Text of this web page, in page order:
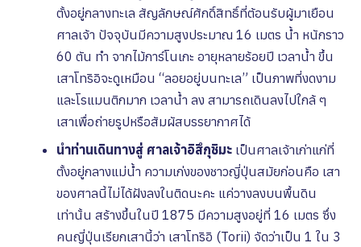
ตั้งอยู่กลางทะเล สัญลักษณ์ศักดิ์สิทธิ์ที่ต้อนรับผู้มาเยือน
ศาลเจ้า ปัจจุบันมีความสูงประมาณ 16 เมตร น้ำ หนักราว
60 ตัน ทำ จากไม้การ์โนเกะ อายุหลายร้อยปี เวลาน้ำ ขึ้น
เสาโทริอิจะดูเหมือน “ลอยอยู่บนทะเล” เป็นภาพที่งดงาม
และโรแมนติกมาก เวลาน้ำ ลง สามารถเดินลงไปใกล้ ๆ
เสาเพื่อถ่ายรูปหรือสัมผัสบรรยากาศได้
นำท่านเดินทางสู่ ศาลเจ้าอิสึกุชิมะ เป็นศาลเจ้าเก่าแก่ที่
ตั้งอยู่กลางแม่น้ำ ความเก่งของชาวญี่ปุ่นสมัยก่อนคือ เสา
ของศาลนี้ไม่ได้ฝังลงในติดนะคะ แค่วางลงบนพื้นดิน
เท่านั้น สร้างขึ้นในปี 1875 มีความสูงอยู่ที่ 16 เมตร ซึ่ง
คนญี่ปุ่นเรียกเสานี้ว่า เสาโทริอิ (Torii) จัดว่าเป็น 1 ใน 3